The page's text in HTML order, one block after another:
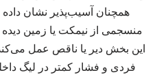
منسجمی از نیمکت یا زمین دیده
فردی و فشار کمتر در لیگ